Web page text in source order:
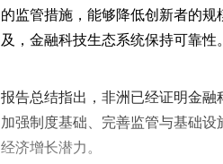
的监管措施，能够降低创新者的
及，金融科技生态系统保持可靠性。
报告总结指出，非洲已经证明金
加强制度基础、完善监管与基础
经济增长潜力。